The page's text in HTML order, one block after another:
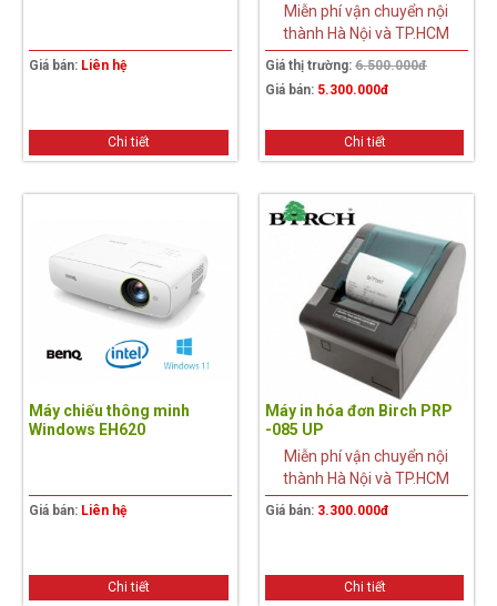
Giá bán: Liên hệ
Chi tiết
Miễn phí vận chuyển nội
thành Hà Nội và TP.HCM
Giá thị trường: 6.500.000đ
Giá bán: 5.300.000đ
Chi tiết
Máy chiếu thông minh
Windows EH620
Giá bán: Liên hệ
Chi tiết
Máy in hóa đơn Birch PRP
-085 UP
Miễn phí vận chuyển nội
thành Hà Nội và TP.HCM
Giá bán: 3.300.000đ
Chi tiết